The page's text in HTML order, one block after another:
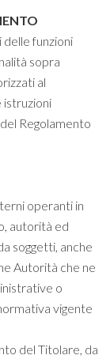
funzioni
sopra
al
istruzioni
Regolamento
operanti in
autorità ed
soggetti, anche
Autorità che ne
o
vigente
del Titolare, da